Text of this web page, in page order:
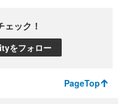
ック！
をフォロー
PageTop